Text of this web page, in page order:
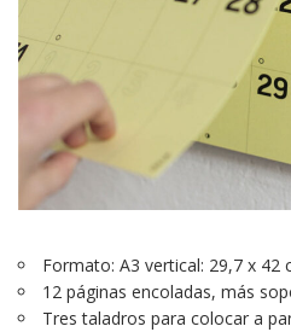
Formato: A3 vertical: 29,7 x 42
12 páginas encoladas, más
Tres taladros para colocar a